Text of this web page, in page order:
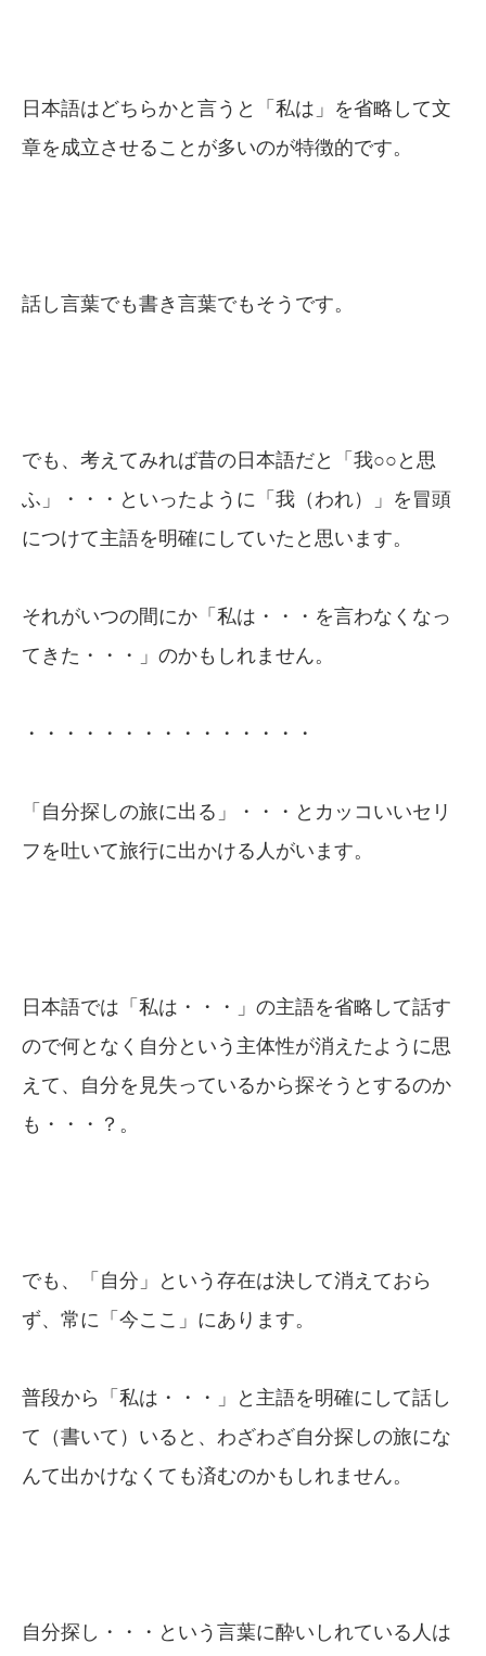
日本語はどちらかと言うと「私は」を省略して文
章を成立させることが多いのが特徴的です。
話し言葉でも書き言葉でもそうです。
でも、考えてみれば昔の日本語だと「我○○と思
ふ」・・・といったように「我（われ）」を冒頭
につけて主語を明確にしていたと思います。
それがいつの間にか「私は・・・を言わなくなっ
てきた・・・」のかもしれません。
・・・・・・・・・・・・・・・
「自分探しの旅に出る」・・・とカッコいいセリ
フを吐いて旅行に出かける人がいます。
日本語では「私は・・・」の主語を省略して話す
ので何となく自分という主体性が消えたように思
えて、自分を見失っているから探そうとするのか
も・・・？。
でも、「自分」という存在は決して消えておら
ず、常に「今ここ」にあります。
普段から「私は・・・」と主語を明確にして話し
て（書いて）いると、わざわざ自分探しの旅にな
んて出かけなくても済むのかもしれません。
自分探し・・・という言葉に酔いしれている人は